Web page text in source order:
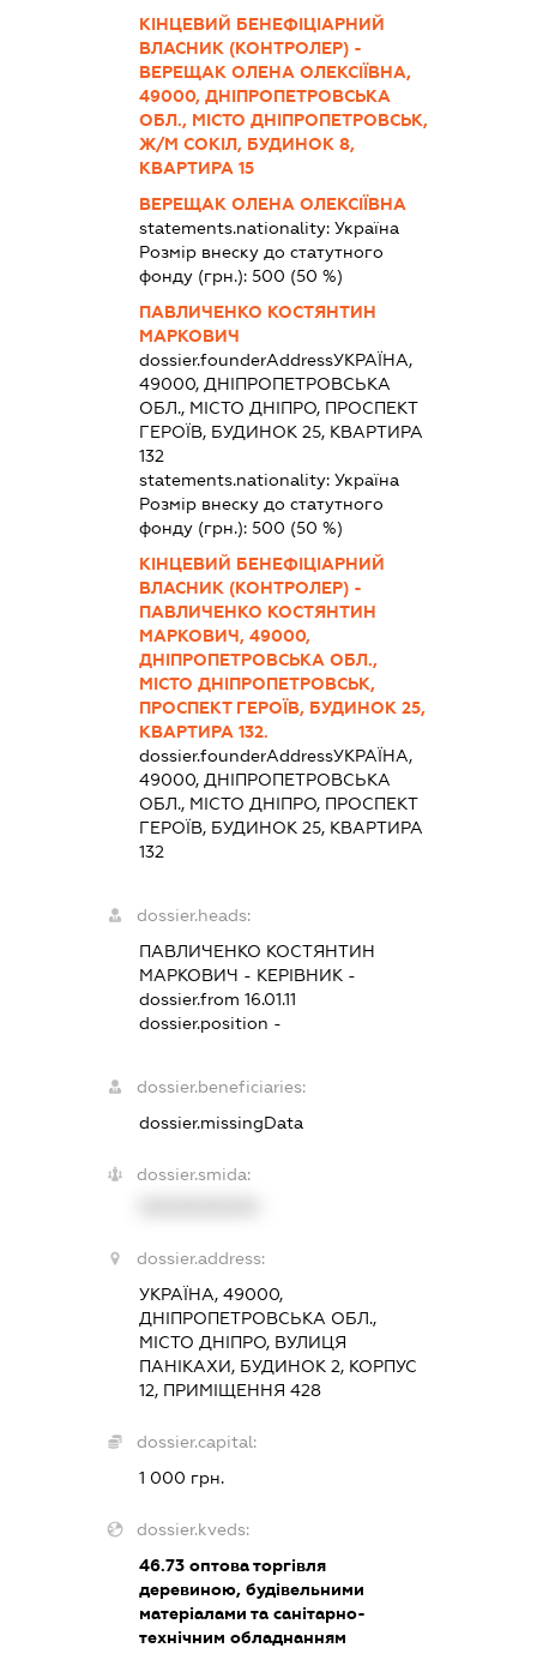
КІНЦЕВИЙ БЕНЕФІЦІАРНИЙ
ВЛАСНИК (КОНТРОЛЕР) -
ВЕРЕЩАК ОЛЕНА ОЛЕКСІЇВНА,
49000, ДНІПРОПЕТРОВСЬКА
ОБЛ., МІСТО ДНІПРОПЕТРОВСЬК,
Ж/М СОКІЛ, БУДИНОК 8,
КВАРТИРА 15
ВЕРЕЩАК ОЛЕНА ОЛЕКСІЇВНА
statements.nationality:Україна
Розмір внеску до статутного
фонду (грн.):500 (50 %)
ПАВЛИЧЕНКО КОСТЯНТИН
МАРКОВИЧ
dossier.founderAddressУКРАЇНА,
49000, ДНІПРОПЕТРОВСЬКА
ОБЛ., МІСТО ДНІПРО, ПРОСПЕКТ
ГЕРОЇВ, БУДИНОК 25, КВАРТИРА
132
statements.nationality:Україна
Розмір внеску до статутного
фонду (грн.):500 (50 %)
КІНЦЕВИЙ БЕНЕФІЦІАРНИЙ
ВЛАСНИК (КОНТРОЛЕР) -
ПАВЛИЧЕНКО КОСТЯНТИН
МАРКОВИЧ, 49000,
ДНІПРОПЕТРОВСЬКА ОБЛ.,
МІСТО ДНІПРОПЕТРОВСЬК,
ПРОСПЕКТ ГЕРОЇВ, БУДИНОК 25,
КВАРТИРА 132.
dossier.founderAddressУКРАЇНА,
49000, ДНІПРОПЕТРОВСЬКА
ОБЛ., МІСТО ДНІПРО, ПРОСПЕКТ
ГЕРОЇВ, БУДИНОК 25, КВАРТИРА
132
dossier.heads:
ПАВЛИЧЕНКО КОСТЯНТИН
МАРКОВИЧ - КЕРІВНИК -
dossier.from 16.01.11
dossier.position -
dossier.beneficiaries:
dossier.missingData
dossier.smida:
dossier.address:
УКРАЇНА, 49000,
ДНІПРОПЕТРОВСЬКА ОБЛ.,
МІСТО ДНІПРО, ВУЛИЦЯ
ПАНІКАХИ, БУДИНОК 2, КОРПУС
12, ПРИМІЩЕННЯ 428
dossier.capital:
1 000 грн.
dossier.kveds:
46.73 оптова торгівля
деревиною, будівельними
матеріалами та санітарно-
технічним обладнанням